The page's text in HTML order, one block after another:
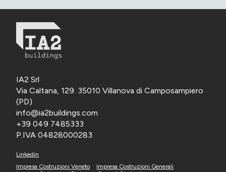
IA2 Srl
Via Caltana, 129. 35010 Villanova di Camposampiero
(PD)
info@ia2buildings.com
+39 049 7485333
P.IVA 04828000283
Linkedin
Impresa Costruzioni Veneto
Impresa Costruzioni Generali